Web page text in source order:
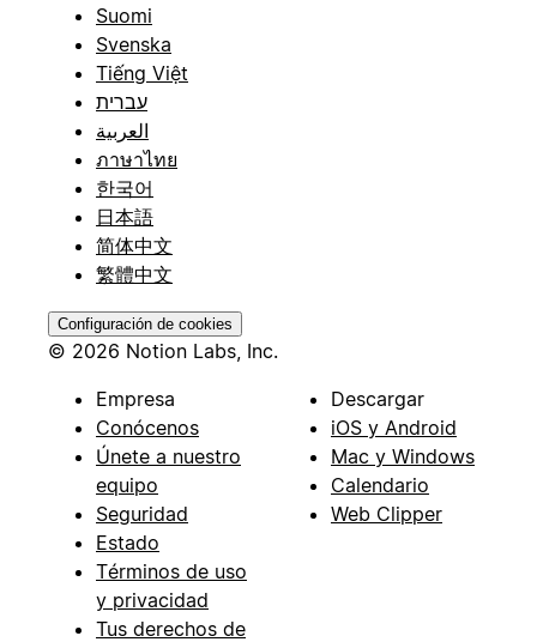
Suomi
Svenska
Tiếng Việt
עברית
العربية
ภาษาไทย
한국어
日本語
简体中文
繁體中文
Configuración de cookies
© 2026 Notion Labs, Inc.
Empresa
Conócenos
Únete a nuestro
equipo
Seguridad
Estado
Términos de uso
y privacidad
Tus derechos de
Descargar
iOS y Android
Mac y Windows
Calendario
Web Clipper